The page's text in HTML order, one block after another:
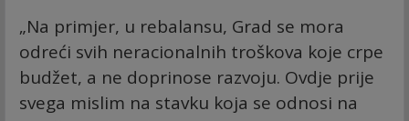
„Na primjer, u rebalansu, Grad se mora
odreći svih neracionalnih troškova koje crpe
budžet, a ne doprinose razvoju. Ovdje prije
svega mislim na stavku koja se odnosi na